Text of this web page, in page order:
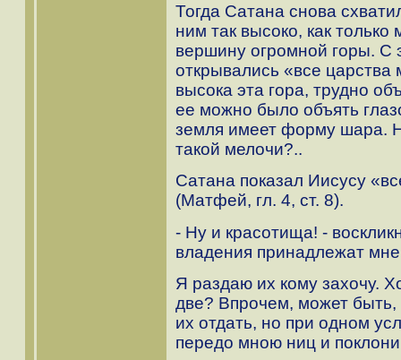
Тогда Сатана снова
ним так высоко, как только
вершину огромной горы. С
открывались «все
высока эта гора, трудно
ее можно было объять
земля имеет форму шара.
такой мелочи?..
Сатана показал Иисусу
(Матфей, гл. 4, ст. 8).
- Ну и красотища! -
владения принадлежат
Я раздаю их кому захочу.
две? Впрочем, может
их отдать, но при одном
передо мною ниц и